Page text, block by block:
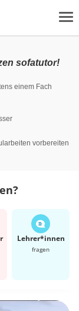
sofatutor!
einem Fach
vorbereiten
Lehrer*​innen
fragen